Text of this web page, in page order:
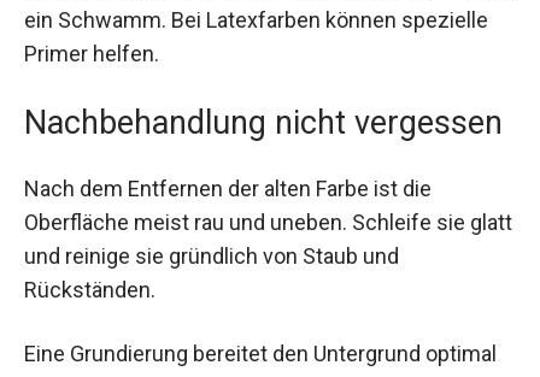
ein Schwamm. Bei Latexfarben können spezielle
Primer helfen.
Nachbehandlung nicht vergessen
Nach dem Entfernen der alten Farbe ist die
Oberfläche meist rau und uneben. Schleife sie glatt
und reinige sie gründlich von Staub und
Rückständen.
Eine Grundierung bereitet den Untergrund optimal